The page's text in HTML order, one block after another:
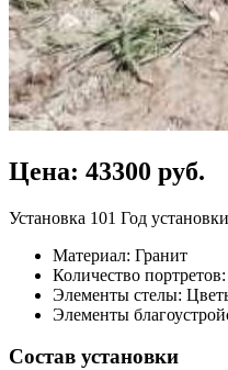
Цена: 43300 руб.
Установка 101 Год
Материал: Гранит
Количество портретов:
Элементы стелы:
Элементы
Состав установки